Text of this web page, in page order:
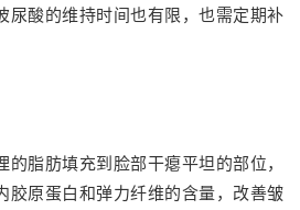
尿酸的维持时间也有限，也需定期补
脂肪填充到脸部干瘪平坦的部位，
胶原蛋白和弹力纤维的含量，改善皱